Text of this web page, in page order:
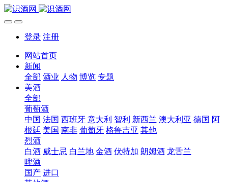
登录 注册
网站首页
新闻
全部 酒业 人物 博览 专题
美酒
全部
葡萄酒
中国 法国 西班牙 意大利 智利 新西兰 澳大利亚 德国 阿
根廷 美国 南非 葡萄牙 格鲁吉亚 其他
烈酒
白酒 威士忌 白兰地 金酒 伏特加 朗姆酒 龙舌兰
啤酒
国产 进口